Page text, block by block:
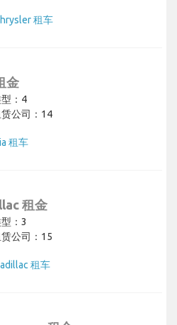
租车
金
：4
公司：14
租车
租金
：3
公司：15
租车